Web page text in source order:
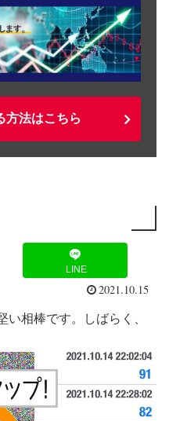
方法はこちら
LINE
2021.10.15
相棒です。しばらく、